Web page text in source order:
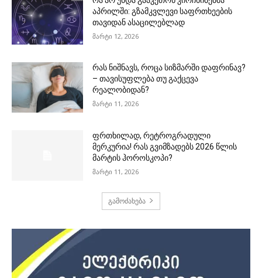
აპრილში: გზამკვლევი საფრთხეების
თავიდან ასაცილებლად
მარტი 12, 2026
რას ნიშნავს, როცა სიზმარში დაფრინავ?
– თავისუფლება თუ გაქცევა
რეალობიდან?
მარტი 11, 2026
ფრთხილად, რეტროგრადული
მერკურია! რას გვიმზადებს 2026 წლის
მარტის ჰოროსკოპი?
მარტი 11, 2026
გამოძახება